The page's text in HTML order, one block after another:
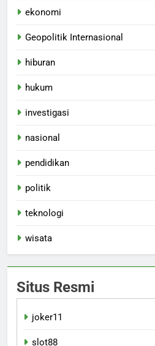
ekonomi
Geopolitik Internasional
hiburan
hukum
investigasi
nasional
pendidikan
politik
teknologi
wisata
Situs Resmi
joker11
slot88